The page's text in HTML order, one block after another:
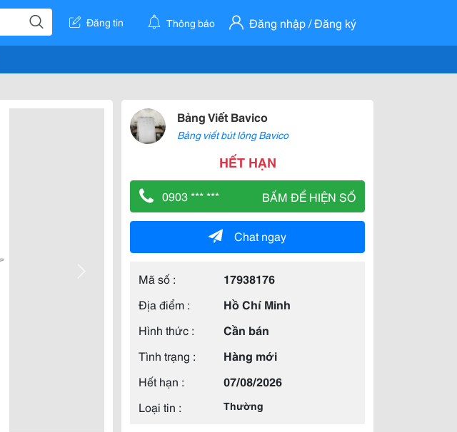
Đăng tin Thông báo Đăng nhập / Đăng ký
Bảng Viết Bavico
Bảng viết bút lông Bavico
HẾT HẠN
0903 *** *** BẤM ĐỂ HIỆN SỐ
Chat ngay
Mã số :
17938176
Địa điểm :
Hồ Chí Minh
Hình thức :
Cần bán
Tình trạng :
Hàng mới
Hết hạn :
07/08/2026
Loại tin :
Thường